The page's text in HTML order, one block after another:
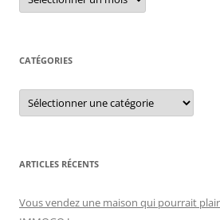
c
r
c
e
CATÉGORIES
C
t
r
ARTICLES RÉCENTS
Vous vendez une maison qui pourrait